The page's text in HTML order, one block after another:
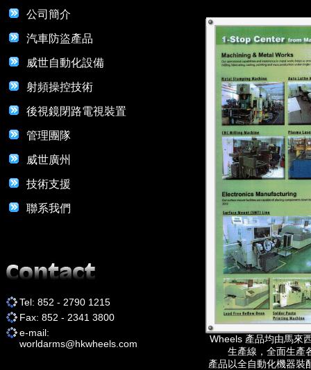
公司簡介
汽車防盜產品
威世自動化設備
射頻操控技術
後視鏡閉路電視裝置
管理團隊
威世廣州
技術支援
聯系我們
Tel: 852 - 2790 1215
Fax: 852 - 2341 3800
e-mail:
worldarms@hkwheels.com
Wheels 產品均由馬來
生產線，全面生產
產品以全自動化機器裝